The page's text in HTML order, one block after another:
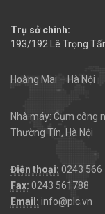
Trụ sở chính:
193/192 Lê Trọng
Hoàng Mai – Hà Nội
Nhà máy: Cụm công
Thường Tín, Hà Nội
Điện thoại: 0243
Fax: 0243 561788
Email: info@plc.vn